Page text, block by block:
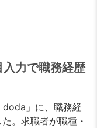
力で職務経歴
doda」に、職務経
。求職者が職種・